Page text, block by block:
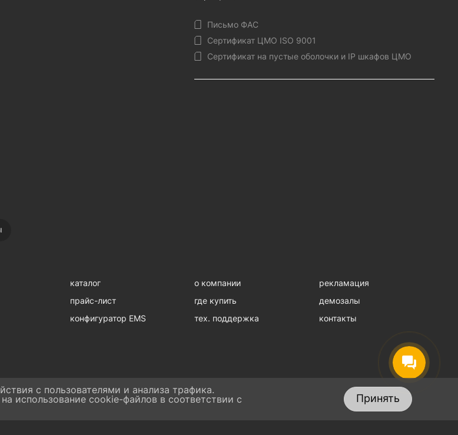
Письмо ФАС
Сертификат ЦМО ISO 9001
Сертификат на пустые оболочки и IP шкафов ЦМО
каталог
прайс-лист
конфигуратор EMS
о компании
где купить
тех. поддержка
рекламация
демозалы
контакты
с пользователями и анализа трафика.
использование cookie-файлов в соответствии с
Принять